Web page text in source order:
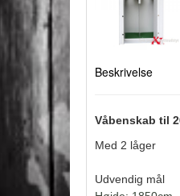
Beskrivelse
Våbenskab til
Med 2 låger
Udvendig mål